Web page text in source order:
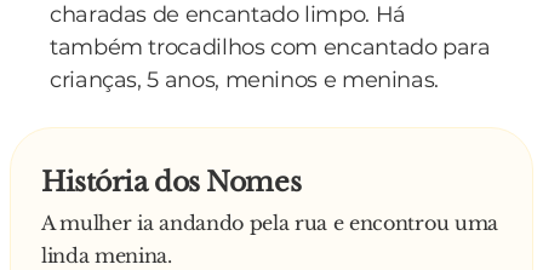
charadas de encantado limpo. Há
também trocadilhos com encantado para
crianças, 5 anos, meninos e meninas.
História dos Nomes
A mulher ia andando pela rua e encontrou uma
linda menina.